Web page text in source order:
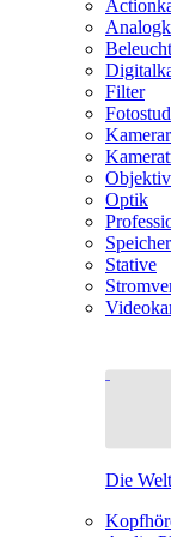
Filter
Optik
Stative
Die